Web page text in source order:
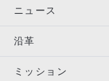
ニュース
沿革
ミッション